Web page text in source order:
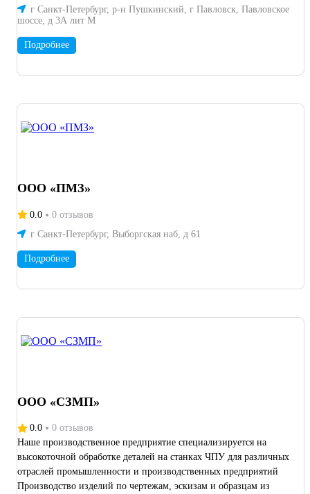
г Санкт-Петербург, р-н Пушкинский, г Павловск, Павловское
шоссе, д 3А лит М
Подробнее
ООО «ПМЗ»
0.0
0 отзывов
г Санкт-Петербург, Выборгская наб, д 61
Подробнее
ООО «СЗМП»
0.0
0 отзывов
Наше производственное предприятие специализируется на
высокоточной обработке деталей на станках ЧПУ для различных
отраслей промышленности и производственных предприятий
Производство изделий по чертежам, эскизам и образцам из